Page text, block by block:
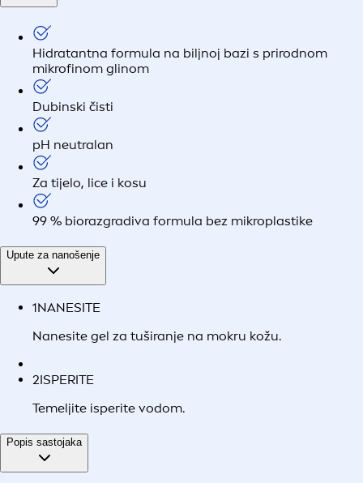
Hidratantna formula na biljnoj bazi s prirodnom
mikrofinom glinom
Dubinski čisti
pH neutralan
Za tijelo, lice i kosu
99 % biorazgradiva formula bez mikroplastike
Upute za nanošenje
1NANESITE
Nanesite gel za tuširanje na mokru kožu.
2ISPERITE
Temeljite isperite vodom.
Popis sastojaka